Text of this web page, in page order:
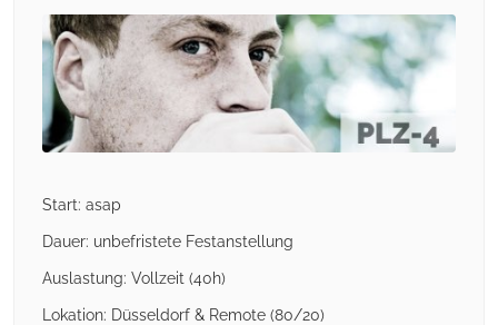
Start: asap
Dauer: unbefristete Festanstellung
Auslastung: Vollzeit (40h)
Lokation: Düsseldorf & Remote (80/20)